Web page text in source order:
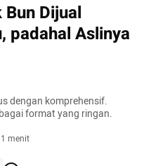
Dijual
padahal Aslinya
dengan komprehensif.
format yang ringan.
menit